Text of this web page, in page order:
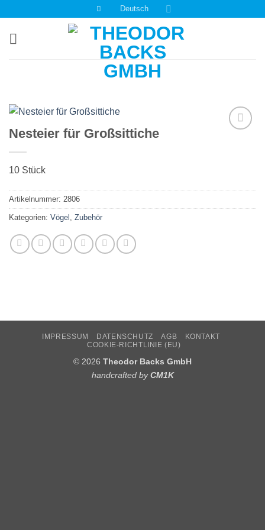
springen
Deutsch
Nesteier für Großsittiche
10 Stück
Artikelnummer: 2806
Kategorien: Vögel , Zubehör
IMPRESSUM DATENSCHUTZ AGB
KONTAKT
COOKIE-RICHTLINIE (EU)
© 2026 Theodor Backs GmbH
handcrafted byCM1K